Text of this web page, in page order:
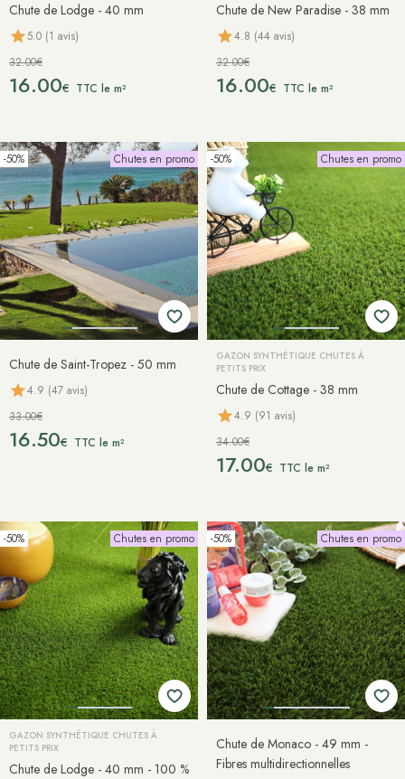
Chute de Lodge - 40 mm
5.0 (1 avis)
32.00€
16.00€ TTC le m²
Chute de New Paradise - 38 mm
4.8 (44 avis)
32.00€
16.00€ TTC le m²
-50% Chutes en promo
Chute de Saint-Tropez - 50 mm
4.9 (47 avis)
33.00€
16.50€ TTC le m²
-50% Chutes en promo
GAZON SYNTHÉTIQUE CHUTES À
PETITS PRIX
Chute de Cottage - 38 mm
4.9 (91 avis)
34.00€
17.00€ TTC le m²
-50% Chutes en promo
GAZON SYNTHÉTIQUE CHUTES À
PETITS PRIX
Chute de Lodge - 40 mm - 100 %
-50% Chutes en promo
Chute de Monaco - 49 mm -
Fibres multidirectionnelles